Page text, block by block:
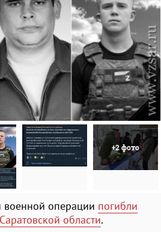
+2 фото
военной операции погибли
области.